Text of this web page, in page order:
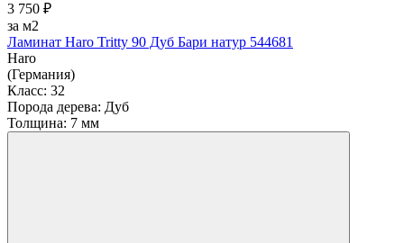
3 750 ₽
за м2
Ламинат Haro Tritty 90 Дуб Бари натур 544681
Haro
(Германия)
Класс: 32
Порода дерева: Дуб
Толщина: 7 мм